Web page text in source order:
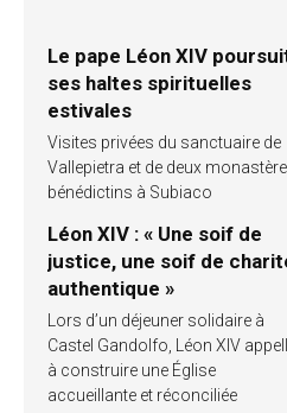
Le pape Léon XIV
ses haltes spirituelles
estivales
Visites privées du sanctuaire de
Vallepietra et de deux
bénédictins à Subiaco
Léon XIV : « Une soif de
justice, une soif de
authentique »
Lors d’un déjeuner solidaire à
Castel Gandolfo, Léon XIV
à construire une Église
accueillante et réconciliée